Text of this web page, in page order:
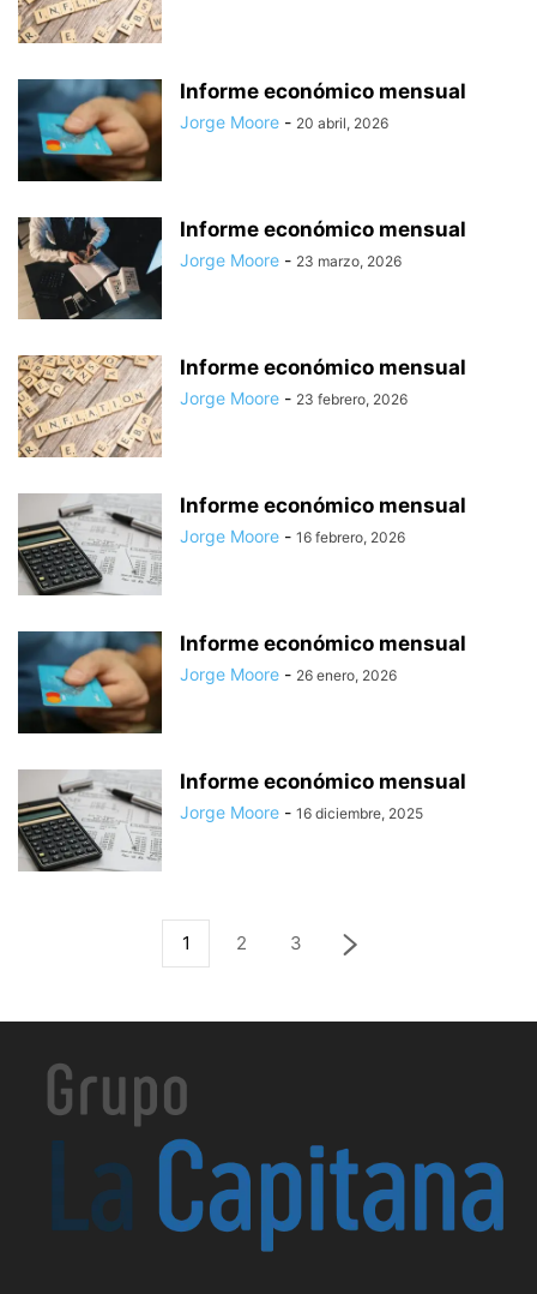
Informe económico mensual
Jorge Moore - 20 abril, 2026
Informe económico mensual
Jorge Moore - 23 marzo, 2026
Informe económico mensual
Jorge Moore - 23 febrero, 2026
Informe económico mensual
Jorge Moore - 16 febrero, 2026
Informe económico mensual
Jorge Moore - 26 enero, 2026
Informe económico mensual
Jorge Moore - 16 diciembre, 2025
1 2 3